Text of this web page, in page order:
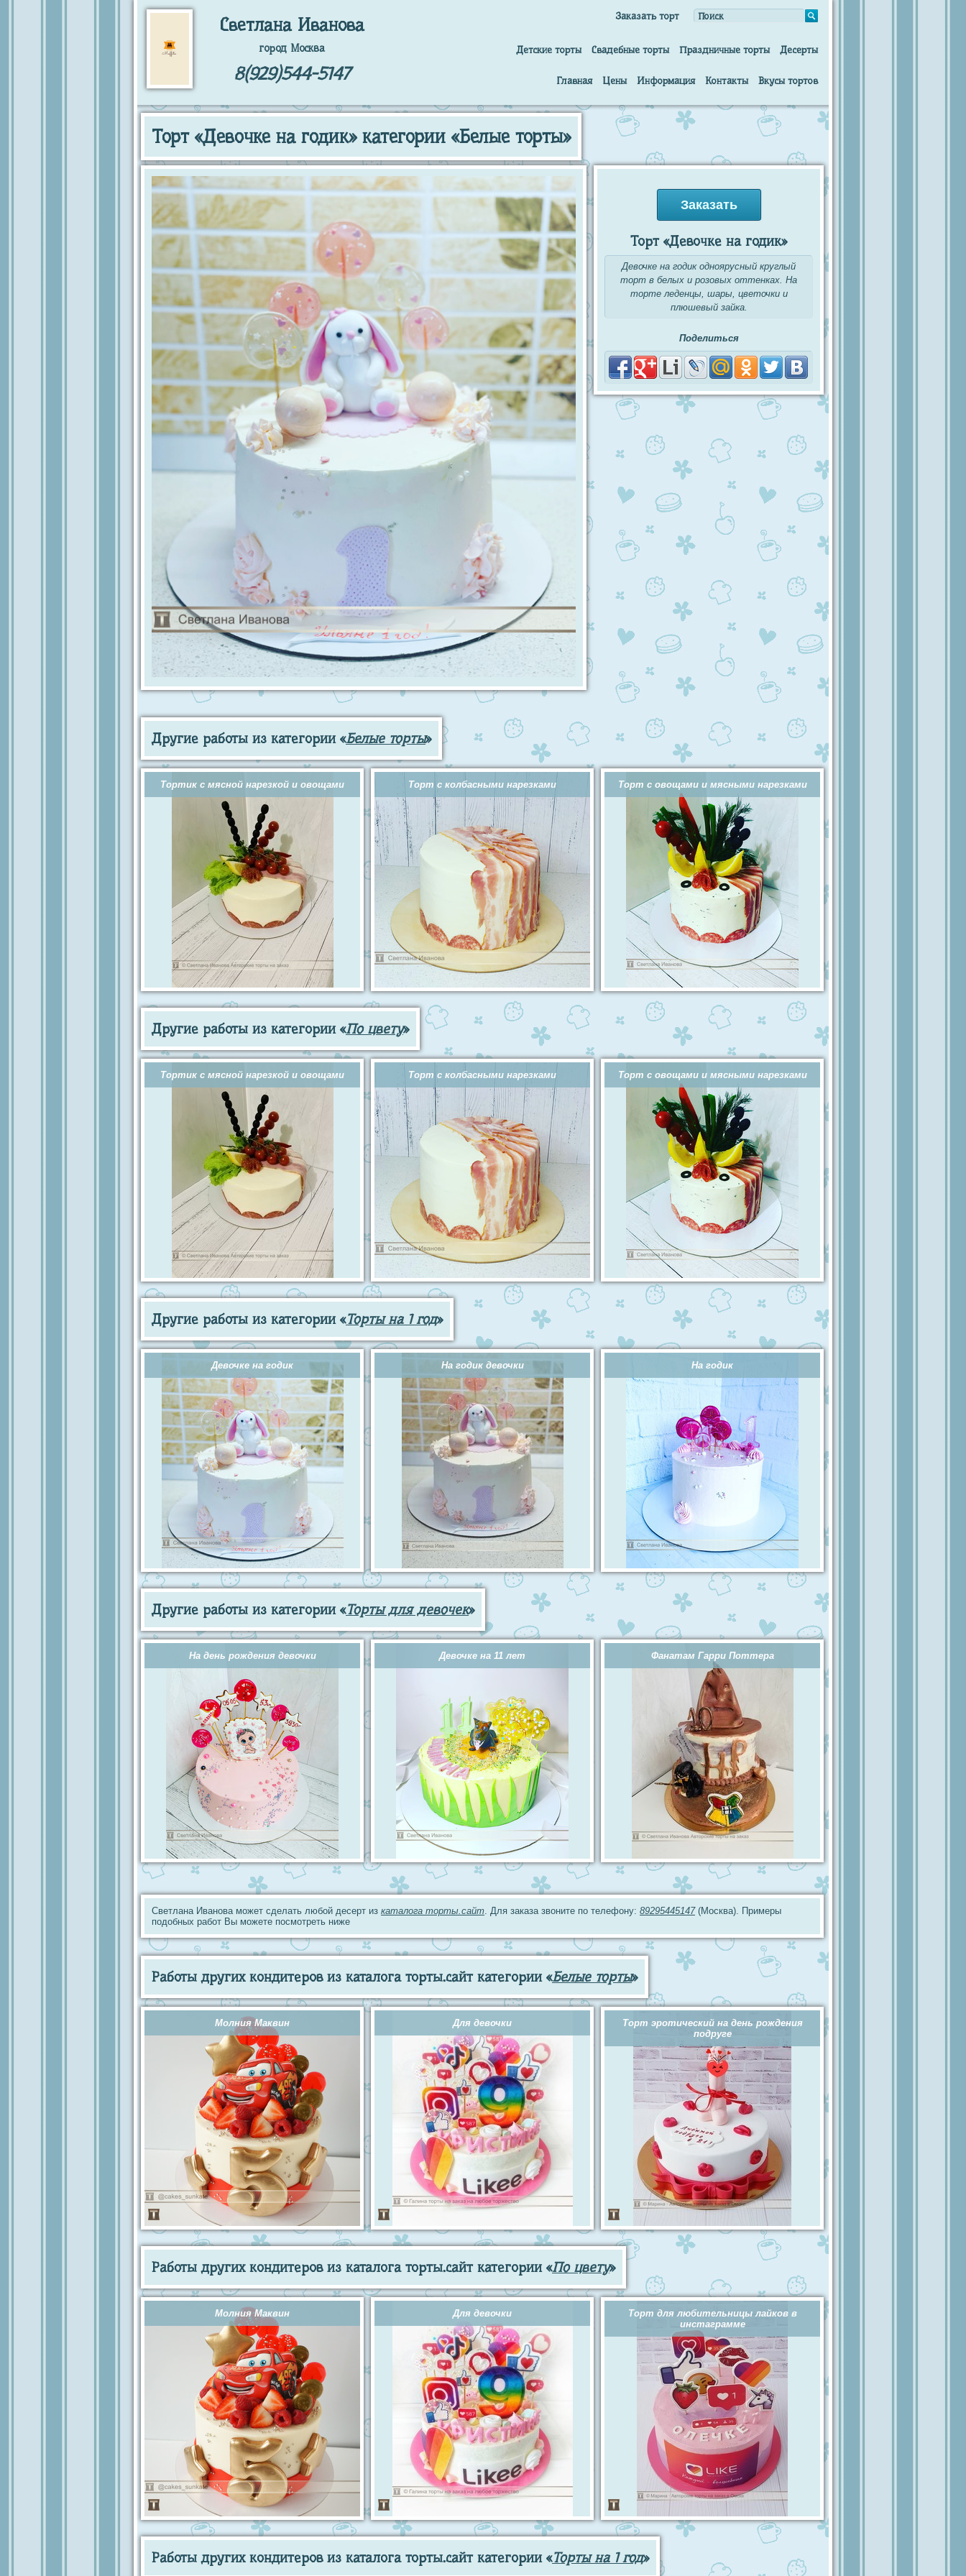
Светлана Иванова
город Москва
8(929)544-5147
Заказать торт
Детские торты Свадебные торты Праздничные торты Десерты
Главная Цены Информация Контакты Вкусы тортов
Торт «Девочке на годик» категории «Белые торты»
Заказать
Торт «Девочке на годик»
Девочке на годик одноярусный круглый
торт в белых и розовых оттенках. На
торте леденцы, шары, цветочки и
плюшевый зайка.
Поделиться
Другие работы из категории «Белые торты»
Тортик с мясной нарезкой и овощами Торт с колбасными нарезками Торт с овощами и мясными нарезками
Другие работы из категории «По цвету»
Тортик с мясной нарезкой и овощами Торт с колбасными нарезками Торт с овощами и мясными нарезками
Другие работы из категории «Торты на 1 год»
Девочке на годик На годик девочки На годик
Другие работы из категории «Торты для девочек»
На день рождения девочки Девочке на 11 лет Фанатам Гарри Поттера
Светлана Иванова может сделать любой десерт из каталога торты.сайт. Для заказа звоните по телефону: 89295445147(Москва). Примеры
подобных работ Вы можете посмотреть ниже
Работы других кондитеров из каталога торты.сайт категории «Белые торты»
Молния Маквин Для девочки
Торт эротический на день рождения
подруге
Работы других кондитеров из каталога торты.сайт категории «По цвету»
Молния Маквин Для девочки
Торт для любительницы лайков в
инстаграмме
Работы других кондитеров из каталога торты.сайт категории «Торты на 1 год»